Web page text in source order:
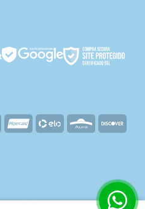
os direitos reservados.